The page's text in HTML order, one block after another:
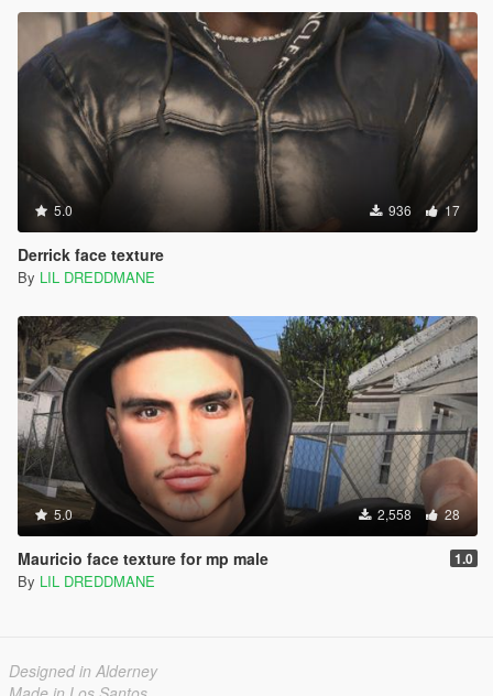
5.0 936 17
Derrick face texture
By LIL DREDDMANE
5.0 2,558 28
Mauricio face texture for mp male 1.0
By LIL DREDDMANE
Designed in Alderney